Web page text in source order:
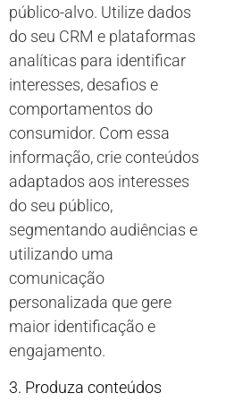
público-alvo. Utilize dados
do seu CRM e plataformas
analíticas para identificar
interesses, desafios e
comportamentos do
consumidor. Com essa
informação, crie conteúdos
adaptados aos interesses
do seu público,
segmentando audiências e
utilizando uma
comunicação
personalizada que gere
maior identificação e
engajamento.
3. Produza conteúdos